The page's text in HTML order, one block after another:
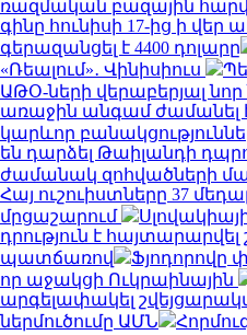
ռազմական բազային
գինը հունիսի 17-ից ի
գերազանցել է 4400 դոլարը
«Ռեալում»․ Վինիսիուս
ԱԹՕ-ների վերաբերյալ նոր
առաջին անգամ ժամանել
կարևոր
են դարձել Թաիլանդի
ժամանակ զոհվածների
Հայ ուշուիստները 37
մրցաշարում
դրություն է հայտարարվել
պատճառով
Ֆյոդորովը
որ աջակցի Ուկրաինային
արգելափակել
ներմուծումը ԱՄՆ